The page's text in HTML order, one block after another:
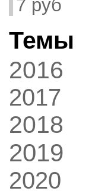
7 руб
Темы
2016
2017
2018
2019
2020